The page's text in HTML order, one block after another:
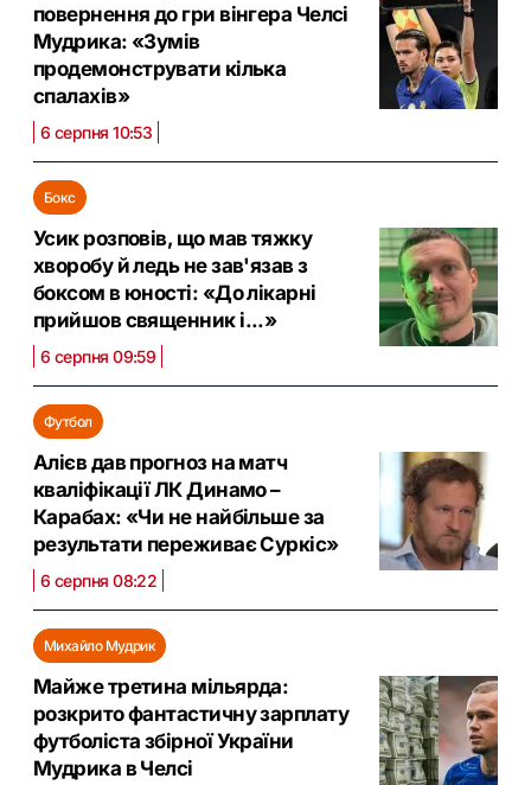
повернення до гри вінгера Челсі
Мудрика: «Зумів
продемонструвати кілька
спалахів»
6 серпня 10:53
Бокс
Усик розповів, що мав тяжку
хворобу й ледь не зав'язав з
боксом в юності: «До лікарні
прийшов священник і...»
6 серпня 09:59
Футбол
Алієв дав прогноз на матч
кваліфікації ЛК Динамо –
Карабах: «Чи не найбільше за
результати переживає Суркіс»
6 серпня 08:22
Михайло Мудрик
Майже третина мільярда:
розкрито фантастичну зарплату
футболіста збірної України
Мудрика в Челсі